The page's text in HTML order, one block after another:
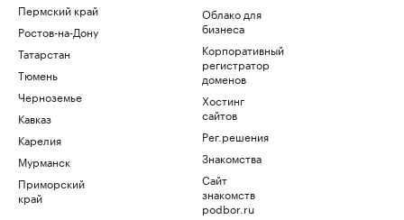
Пермский край
Ростов-на-Дону
Татарстан
Тюмень
Черноземье
Кавказ
Карелия
Мурманск
Приморский
край
Облако для
бизнеса
Корпоративный
регистратор
доменов
Хостинг
сайтов
Рег.решения
Знакомства
Сайт
знакомств
podbor.ru